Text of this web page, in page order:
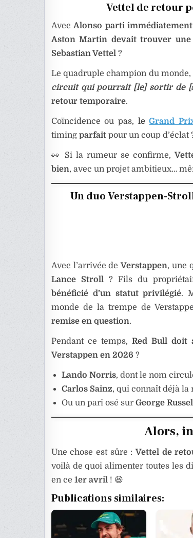
Vettel de retour
AvecAlonso parti
Aston Martin devait trouver
Sebastian Vettel?
Le quadruple champion du
circuit qui pourrait [le] sortir de
retour temporaire.
Coïncidence ou pas, leGrand
timing parfaitpour un coup d’éclat
👀 Si la rumeur se confirme,
bien, avec un projet ambitieux…
Un duo Verstappen-
Avec l’arrivée de Verstappen, une
Lance Stroll? Fils du
bénéficié d’un statut privilégié.
monde de la trempe de
remise en question.
Pendant ce temps, Red Bull doit
Verstappen en 2026 ?
Lando Norris, dont le nom
Carlos Sainz, qui connaît déjà la
Ou un pari osé sur George
Alors,
Une chose est sûre :Vettel de
voilà de quoi alimenter toutes les
en ce 1er avril! 😆
Publications similaires: